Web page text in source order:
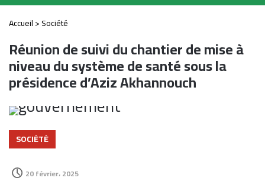
Accueil>Société
Réunion de suivi du chantier de mise à
niveau du système de santé sous la
présidence d’Aziz Akhannouch
SOCIÉTÉ
20 février، 2025